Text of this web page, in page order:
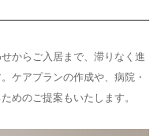
からご入居まで、滞りなく進
ケアプランの作成や、病院・
めのご提案もいたします。